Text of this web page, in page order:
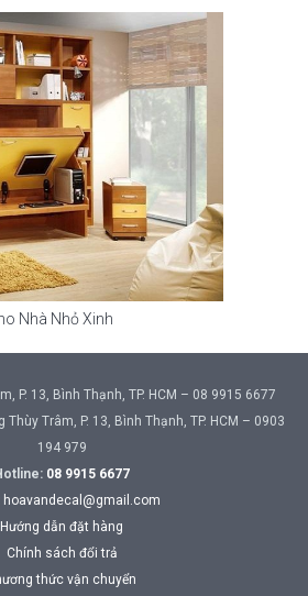
Nhà Nhỏ Xinh
P. 13, Bình Thạnh, TP. HCM – 08 9915 6677
Thùy Trâm, P. 13, Bình Thạnh, TP. HCM – 0903
194 979
08 9915 6677
hoavandecal@gmail.com
Hướng dẫn đặt hàng
Chính sách đổi trả
thức vận chuyển